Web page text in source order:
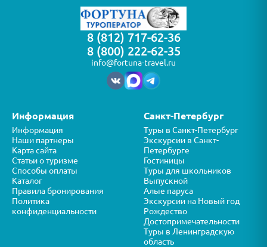
8 (812) 717-62-36
8 (800) 222-62-35
info@fortuna-travel.ru
Информация
Информация
Наши партнеры
Карта сайта
Статьи о туризме
Способы оплаты
Каталог
Правила бронирования
Политика
конфиденциальности
Санкт-Петербург
Туры в Санкт-Петербург
Экскурсии в Санкт-
Петербурге
Гостиницы
Туры для школьников
Выпускной
Алые паруса
Экскурсии на Новый год
Рождество
Достопримечательности
Туры в Ленинградскую
область